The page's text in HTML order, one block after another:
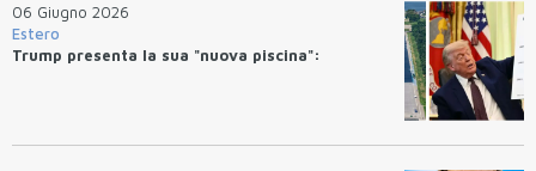
06 Giugno 2026
Estero
Trump presenta la sua "nuova piscina":